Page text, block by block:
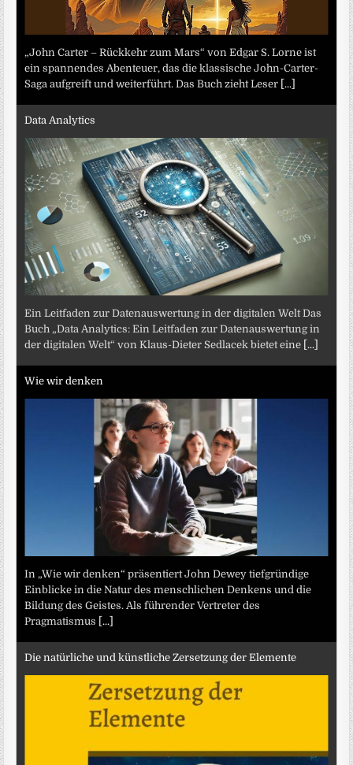
„John Carter – Rückkehr zum Mars“ von Edgar S. Lorne ist
ein spannendes Abenteuer, das die klassische John-Carter-
Saga aufgreift und weiterführt. Das Buch zieht Leser [...]
Data Analytics
Ein Leitfaden zur Datenauswertung in der digitalen Welt Das
Buch „Data Analytics: Ein Leitfaden zur Datenauswertung in
der digitalen Welt“ von Klaus-Dieter Sedlacek bietet eine [...]
Wie wir denken
In „Wie wir denken“ präsentiert John Dewey tiefgründige
Einblicke in die Natur des menschlichen Denkens und die
Bildung des Geistes. Als führender Vertreter des
Pragmatismus [...]
Die natürliche und künstliche Zersetzung der Elemente